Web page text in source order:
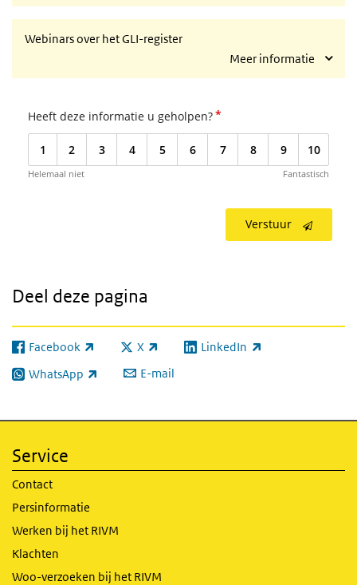
Webinars over het GLI-register
Meer informatie
Heeft deze informatie u geholpen?*
1 2 3 4 5 6 7 8 9 10
Helemaal niet Fantastisch
Verstuur
Deel deze pagina
Facebook
(externe link) X
(externe link) LinkedIn
(externe link)
WhatsApp
(externe link) E-mail
Service
Contact
Persinformatie
Werken bij het RIVM
Klachten
Woo-verzoeken bij het RIVM